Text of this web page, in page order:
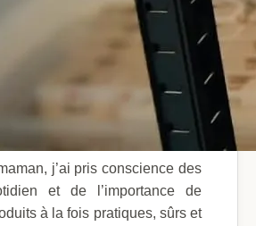
j’ai pris conscience des
et de l’importance de
à la fois pratiques, sûrs et